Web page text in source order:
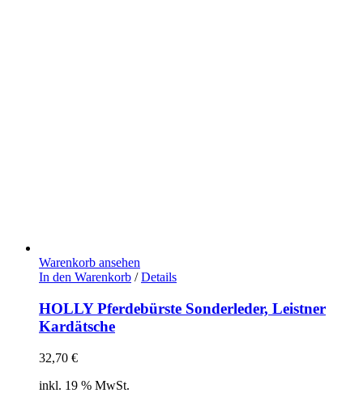
Warenkorb ansehen
In den Warenkorb / Details
HOLLY Pferdebürste Sonderleder, Leistner
Kardätsche
32,70 €
inkl. 19 % MwSt.